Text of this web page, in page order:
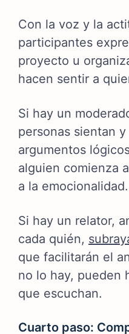
Con la voz y la
participantes
proyecto u
hacen sentir a
Si hay un
personas sientan
argumentos
alguien comienza
a la emocionalidad.
Si hay un relator,
cada quién,
que facilitarán el
no lo hay, pueden
que escuchan.
Cuarto paso: